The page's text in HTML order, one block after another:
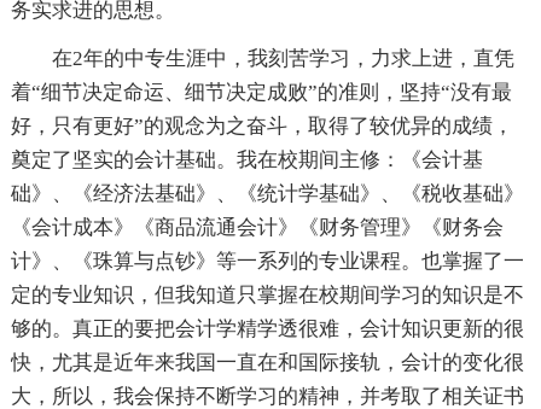
务实求进的思想。
在2年的中专生涯中，我刻苦学习，力求上进，直凭
着“细节决定命运、细节决定成败”的准则，坚持“没有最
好，只有更好”的观念为之奋斗，取得了较优异的成绩，
奠定了坚实的会计基础。我在校期间主修：《会计基
础》、《经济法基础》、《统计学基础》、《税收基础》
《会计成本》《商品流通会计》《财务管理》《财务会
计》、《珠算与点钞》等一系列的专业课程。也掌握了一
定的专业知识，但我知道只掌握在校期间学习的知识是不
够的。真正的要把会计学精学透很难，会计知识更新的很
快，尤其是近年来我国一直在和国际接轨，会计的变化很
大，所以，我会保持不断学习的精神，并考取了相关证书